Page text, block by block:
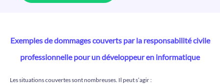
Exemples de dommages couverts par la responsabilité civile
professionnelle pour un développeur en informatique
Les situations couvertes sont nombreuses. Il peut s’agir :